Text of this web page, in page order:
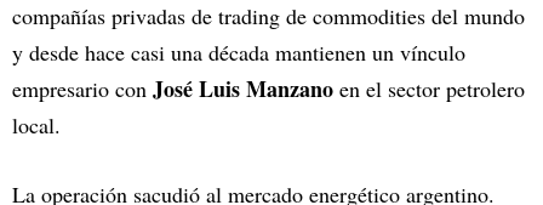
compañías privadas de trading de commodities del mundo
y desde hace casi una década mantienen un vínculo
empresario con José Luis Manzano en el sector petrolero
local.
La operación sacudió al mercado energético argentino.